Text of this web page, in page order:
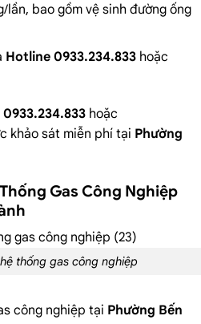
lần, bao gồm vệ sinh đường ống
Hotline 0933.234.833hoặc
hoặc
khảo sát miễn phí tại Phường
Gas Công Nghiệp
thống gas công nghiệp
công nghiệp tại Phường Bến